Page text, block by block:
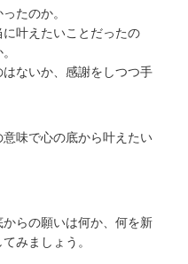
たのか。
叶えたいことだったの
ないか、感謝をしつつ手
味で心の底から叶えたい
らの願いは何か、何を新
みましょう。